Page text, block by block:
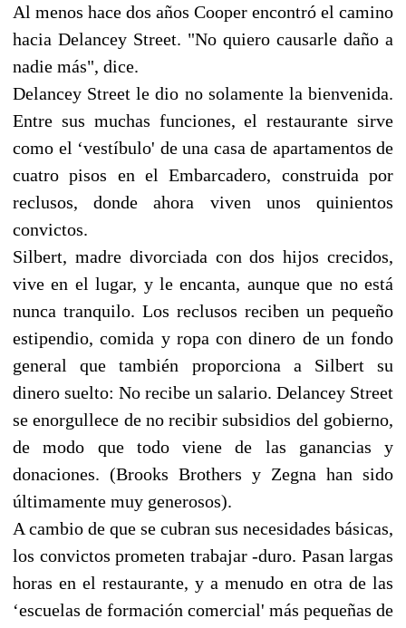
Al menos hace dos años Cooper encontró el camino
hacia Delancey Street. "No quiero causarle daño a
nadie más", dice.
Delancey Street le dio no solamente la bienvenida.
Entre sus muchas funciones, el restaurante sirve
como el ‘vestíbulo' de una casa de apartamentos de
cuatro pisos en el Embarcadero, construida por
reclusos, donde ahora viven unos quinientos
convictos.
Silbert, madre divorciada con dos hijos crecidos,
vive en el lugar, y le encanta, aunque que no está
nunca tranquilo. Los reclusos reciben un pequeño
estipendio, comida y ropa con dinero de un fondo
general que también proporciona a Silbert su
dinero suelto: No recibe un salario. Delancey Street
se enorgullece de no recibir subsidios del gobierno,
de modo que todo viene de las ganancias y
donaciones. (Brooks Brothers y Zegna han sido
últimamente muy generosos).
A cambio de que se cubran sus necesidades básicas,
los convictos prometen trabajar -duro. Pasan largas
horas en el restaurante, y a menudo en otra de las
‘escuelas de formación comercial' más pequeñas de